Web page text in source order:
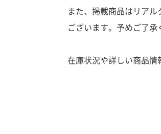
また、掲載商品はリア
ございます。予めご了承
在庫状況や詳しい商品情